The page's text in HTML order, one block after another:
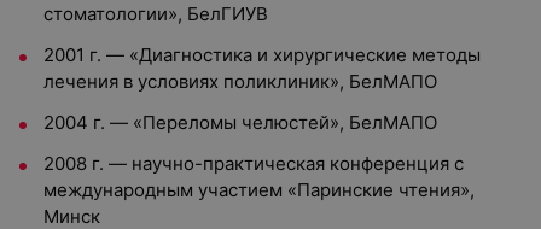
стоматологии», БелГИУВ
2001 г. — «Диагностика и хирургические методы
лечения в условиях поликлиник», БелМАПО
2004 г. — «Переломы челюстей», БелМАПО
2008 г. — научно-практическая конференция с
международным участием «Паринские чтения»,
Минск